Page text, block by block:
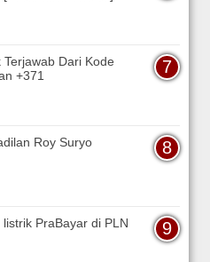
Terjawab Dari Kode
+371
Roy Suryo
PraBayar di PLN